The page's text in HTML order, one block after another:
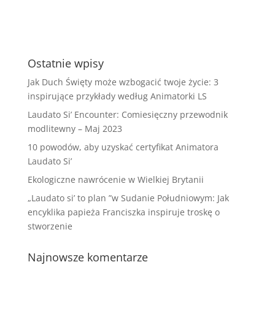
Ostatnie wpisy
Jak Duch Święty może wzbogacić twoje życie: 3
inspirujące przykłady według Animatorki LS
Laudato Si’ Encounter: Comiesięczny przewodnik
modlitewny – Maj 2023
10 powodów, aby uzyskać certyfikat Animatora
Laudato Si’
Ekologiczne nawrócenie w Wielkiej Brytanii
„Laudato si’ to plan ”w Sudanie Południowym: Jak
encyklika papieża Franciszka inspiruje troskę o
stworzenie
Najnowsze komentarze